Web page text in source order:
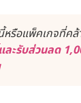
หรือแพ็คเกจที่ค
ะรับส่วนลด